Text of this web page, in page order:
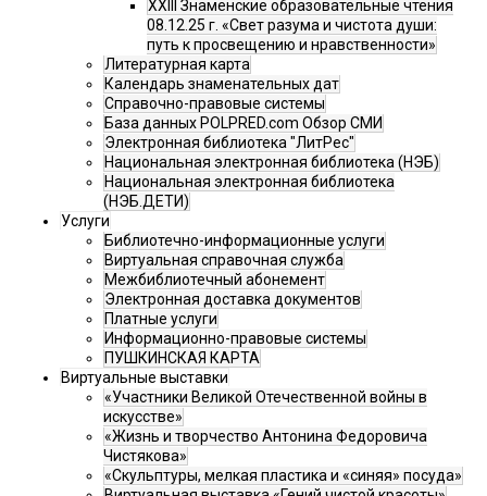
XXIII Знаменские образовательные чтения
08.12.25 г. «Свет разума и чистота души:
путь к просвещению и нравственности»
Литературная карта
Календарь знаменательных дат
Справочно-правовые системы
База данных POLPRED.com Обзор СМИ
Электронная библиотека "ЛитРес"
Национальная электронная библиотека (НЭБ)
Национальная электронная библиотека
(НЭБ.ДЕТИ)
Услуги
Библиотечно-информационные услуги
Виртуальная справочная служба
Межбиблиотечный абонемент
Электронная доставка документов
Платные услуги
Информационно-правовые системы
ПУШКИНСКАЯ КАРТА
Виртуальные выставки
«Участники Великой Отечественной войны в
искусстве»
«Жизнь и творчество Антонина Федоровича
Чистякова»
«Скульптуры, мелкая пластика и «синяя» посуда»